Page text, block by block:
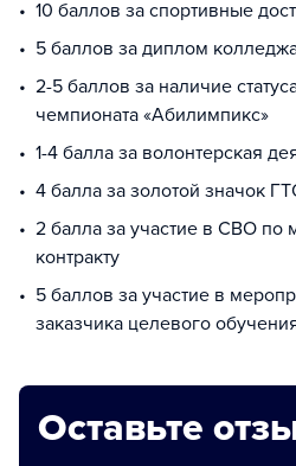
10 баллов за спортивные
5 баллов за диплом
2-5 баллов за наличие
чемпионата «Абилимпикс»
1-4 балла за волонтерская
4 балла за золотой значок
2 балла за участие в СВО по
контракту
5 баллов за участие в
заказчика целевого
Оставьте